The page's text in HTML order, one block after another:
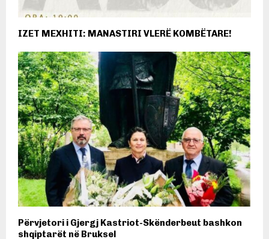
IZET MEXHITI: MANASTIRI VLERË KOMBËTARE!
Përvjetori i Gjergj Kastriot-Skënderbeut bashkon
shqiptarët në Bruksel